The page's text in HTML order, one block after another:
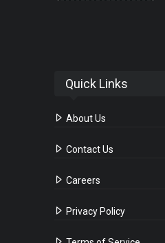
Quick Links
About Us
Contact Us
Careers
Privacy Policy